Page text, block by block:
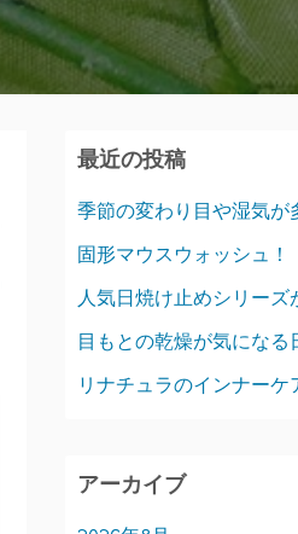
最近の投稿
季節の変わり目や湿気が
固形マウスウォッシュ！
人気日焼け止めシリーズ
目もとの乾燥が気になる
リナチュラのインナーケ
アーカイブ